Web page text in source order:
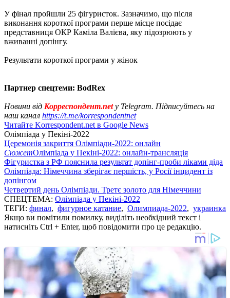
У фінал пройшли 25 фігуристок. Зазначимо, що після
виконання короткої програми перше місце посідає
представниця ОКР Каміла Валієва, яку підозрюють у
вживанні допінгу.
Результати короткої програми у жінок
Партнер спецтеми: BodRex
Новини від Корреспондент.netу Telegram. Підписуйтесь на
наш канал https://t.me/korrespondentnet
Читайте Korrespondent.net в Google News
Олімпіада у Пекіні-2022
Церемонія закриття Олімпіади-2022: онлайн
СюжетОлімпіада у Пекіні-2022: онлайн-трансляція
Фігуристка з РФ пояснила результат допінг-проби ліками діда
Олімпіада: Німеччина зберігає першість, у Росії інцидент із
допінгом
Четвертий день Олімпіади. Третє золото для Німеччини
СПЕЦТЕМА: Олімпіада у Пекіні-2022
ТЕГИ: финал, фигурное катание, Олимпиада-2022, украинка
Якщо ви помітили помилку, виділіть необхідний текст і
натисніть Ctrl + Enter, щоб повідомити про це редакцію.